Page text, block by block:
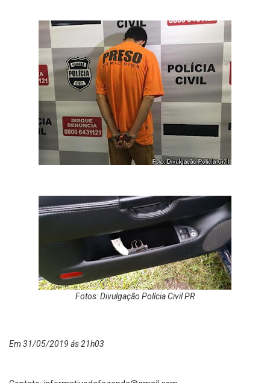
Fotos: Divulgação Polícia Civil PR
Em 31/05/2019 ás 21h03